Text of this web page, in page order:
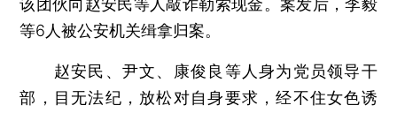
该团伙向赵安民等人敲诈勒索现金。案发后，李毅
等6人被公安机关缉拿归案。
赵安民、尹文、康俊良等人身为党员领导干
部，目无法纪，放松对自身要求，经不住女色诱